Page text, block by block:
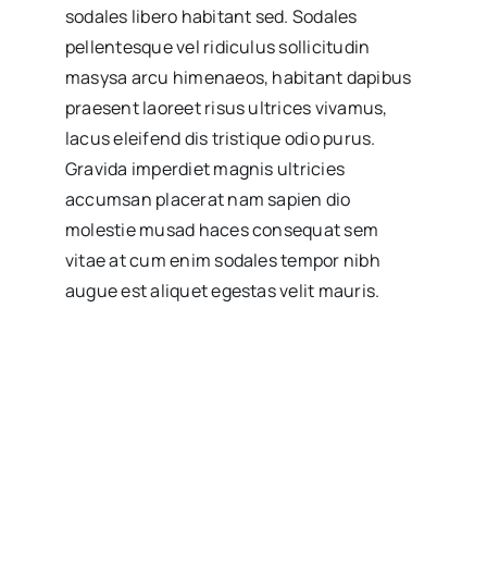
sodales libero habitant sed. Sodales
pellentesque vel ridiculus sollicitudin
masysa arcu himenaeos, habitant dapibus
praesent laoreet risus ultrices vivamus,
lacus eleifend dis tristique odio purus.
Gravida imperdiet magnis ultricies
accumsan placerat nam sapien dio
molestie musad haces consequat sem
vitae at cum enim sodales tempor nibh
augue est aliquet egestas velit mauris.